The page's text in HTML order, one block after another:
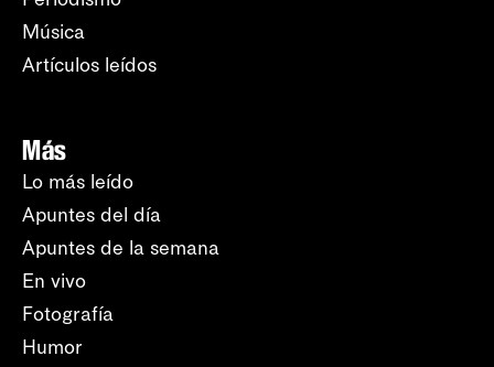
Música
Artículos leídos
Más
Lo más leído
Apuntes del día
Apuntes de la semana
En vivo
Fotografía
Humor